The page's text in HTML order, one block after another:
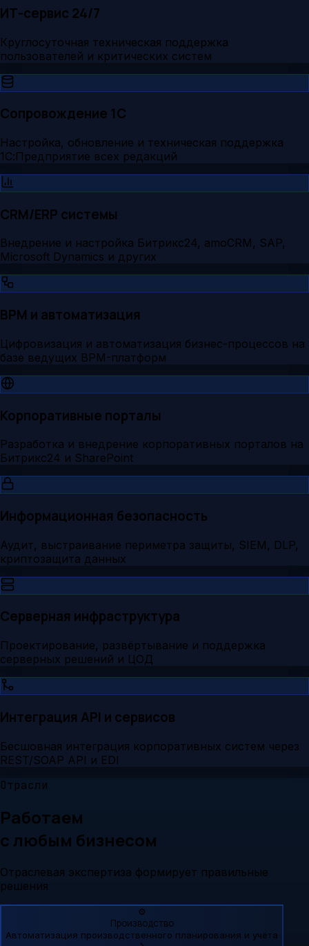
ИТ-сервис 24/7
Круглосуточная техническая поддержка
пользователей и критических систем
Сопровождение 1С
Настройка, обновление и техническая поддержка
1С:Предприятие всех редакций
CRM/ERP системы
Внедрение и настройка Битрикс24, amoCRM, SAP,
Microsoft Dynamics и других
BPM и автоматизация
Цифровизация и автоматизация бизнес-процессов на
базе ведущих BPM-платформ
Корпоративные порталы
Разработка и внедрение корпоративных порталов на
Битрикс24 и SharePoint
Информационная безопасность
Аудит, выстраивание периметра защиты, SIEM, DLP,
криптозащита данных
Серверная инфраструктура
Проектирование, развёртывание и поддержка
серверных решений и ЦОД
Интеграция API и сервисов
Бесшовная интеграция корпоративных систем через
REST/SOAP API и EDI
Отрасли
Работаем
с любым бизнесом
Отраслевая экспертиза формирует правильные
решения
⚙️
Производство
Автоматизация производственного планирования и учёта